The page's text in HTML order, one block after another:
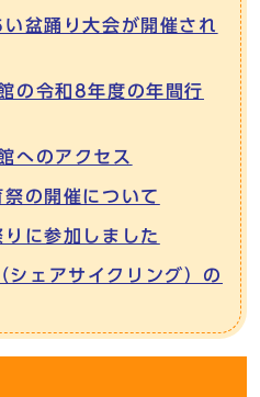
盆踊り大会が開催され
の令和8年度の年間行
へのアクセス
の開催について
に参加しました
ェアサイクリング）の